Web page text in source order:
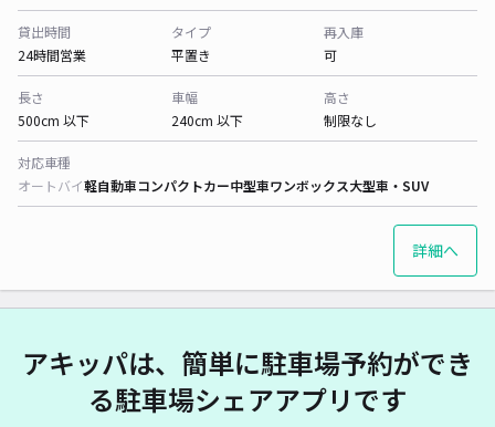
貸出時間
24時間営業
タイプ
平置き
再入庫
可
長さ
500cm 以下
車幅
240cm 以下
高さ
制限なし
対応車種
オートバイ軽自動車コンパクトカー中型車ワンボックス大型車・SUV
詳細へ
アキッパは、簡単に駐車場予約ができ
る駐車場シェアアプリです